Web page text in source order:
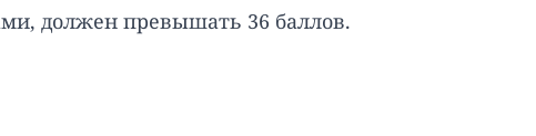
должен превышать 36 баллов.